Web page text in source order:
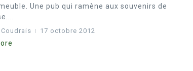
Une pub qui ramène aux souvenirs de
17 octobre 2012